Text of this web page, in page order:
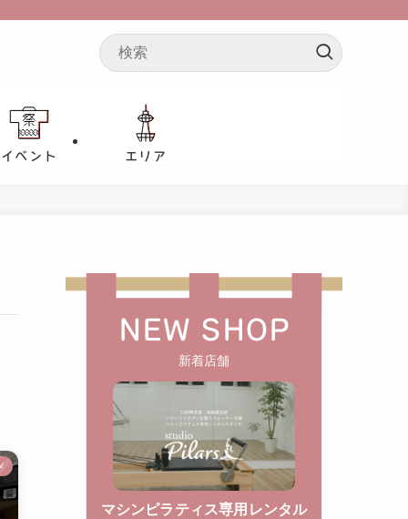
イベント エリア
NEW SHOP
新着店舗
マシンピラティス専用レンタル